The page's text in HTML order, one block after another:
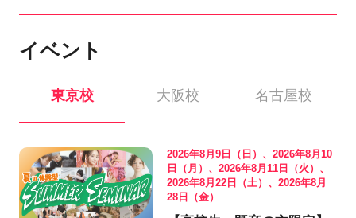
イベント
東京校 大阪校 名古屋校
2026年8月9日（日）、2026年8月10
日（月）、2026年8月11日（火）、
2026年8月22日（土）、2026年8月
28日（金）